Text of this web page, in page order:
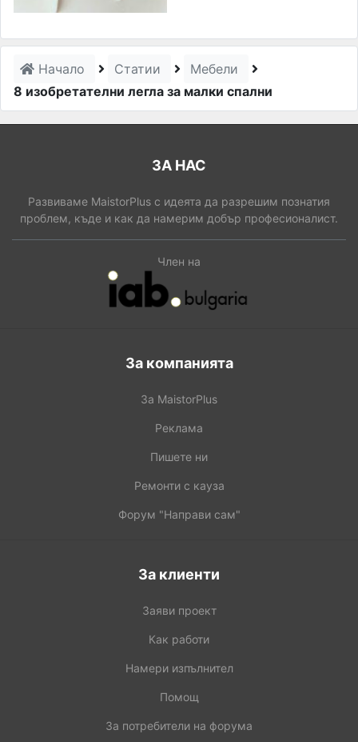
Начало Статии
Мебели
8 изобретателни легла за малки спални
ЗА НАС
Развиваме MaistorPlus с идеята да разрешим познатия
проблем, къде и как да намерим добър професионалист.
Член на
За компанията
За MaistorPlus
Реклама
Пишете ни
Ремонти с кауза
Форум "Направи сам"
За клиенти
Заяви проект
Как работи
Намери изпълнител
Помощ
За потребители на форума